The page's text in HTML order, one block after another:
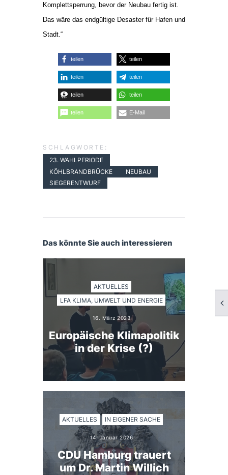
Komplettsperrung, bevor der Neubau fertig ist.
Das wäre das endgültige Desaster für Hafen und
Stadt.“
teilen teilen
teilen teilen
teilen teilen
teilen E-Mail
SCHLAGWORTE:
23. WAHLPERIODE
KÖHLBRANDBRÜCKE
NEUBAU
SIEGERENTWURF
Das könnte Sie auch interessieren
AKTUELLES
LFA KLIMA, UMWELT UND ENERGIE
16. März 2023
Europäische Klimapolitik
in der Krise (?)
AKTUELLES IN EIGENER SACHE
14. Januar 2026
CDU Hamburg trauert
um Dr. Martin Willich